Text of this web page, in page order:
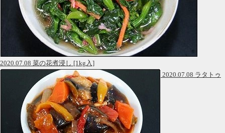
2020.07.08 菜の花煮浸し [1kg入]
2020.07.08 ラタトゥ